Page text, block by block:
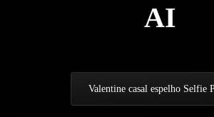
AI
Valentine casal espelho Selfie